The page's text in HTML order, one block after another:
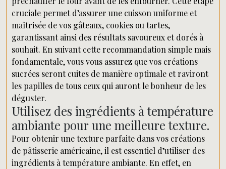
cruciale permet d’assurer une cuisson uniforme et
maîtrisée de vos gâteaux, cookies ou tartes,
garantissant ainsi des résultats savoureux et dorés à
souhait. En suivant cette recommandation simple mais
fondamentale, vous vous assurez que vos créations
sucrées seront cuites de manière optimale et raviront
les papilles de tous ceux qui auront le bonheur de les
déguster.
Utilisez des ingrédients à température
ambiante pour une meilleure texture.
Pour obtenir une texture parfaite dans vos créations
de pâtisserie américaine, il est essentiel d’utiliser des
ingrédients à température ambiante. En effet, en